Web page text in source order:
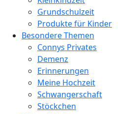
Grundschulzeit
Produkte für Kinder
Besondere Themen
Connys Privates
Demenz
Erinnerungen
Meine Hochzeit
Schwangerschaft
Stöckchen